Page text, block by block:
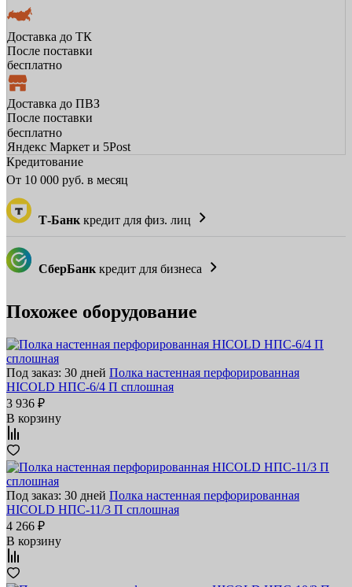
Доставка до ТК
После поставки
бесплатно
Доставка до ПВЗ
После поставки
бесплатно
Яндекс Маркет и 5Post
Кредитование
От 10 000 руб. в месяц
Т-Банк кредит для физ. лиц
СберБанк кредит для бизнеса
Похожее оборудование
Под заказ: 30 дней Полка настенная перфорированная
HICOLD НПС-6/4 П сплошная
3 936 ₽
В корзину
Под заказ: 30 дней Полка настенная перфорированная
HICOLD НПС-11/3 П сплошная
4 266 ₽
В корзину